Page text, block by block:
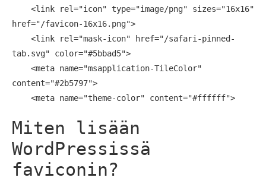
<link rel="icon" type="image/png" sizes="16x16"
href="/favicon-16x16.png">
<link rel="mask-icon" href="/safari-pinned-
tab.svg" color="#5bbad5">
<meta name="msapplication-TileColor"
content="#2b5797">
<meta name="theme-color" content="#ffffff">
Miten lisään
WordPressissä
faviconin?